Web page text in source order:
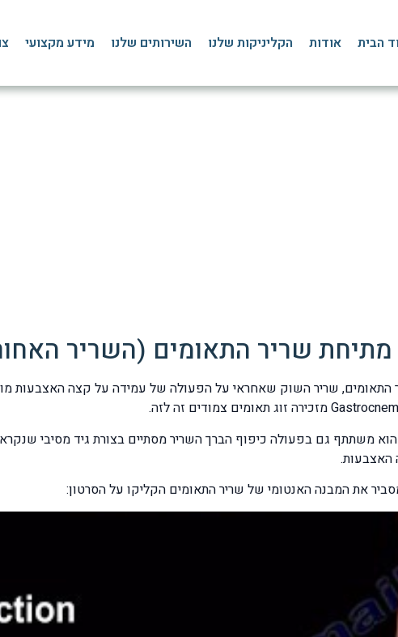
הבית אודות הקליניקות שלנו השירותים שלנו מידע מקצועי
מתיחת שריר התאומים (השריר
האצבעות.
את המבנה האנטומי של שריר התאומים הקליקו על הסרטון: